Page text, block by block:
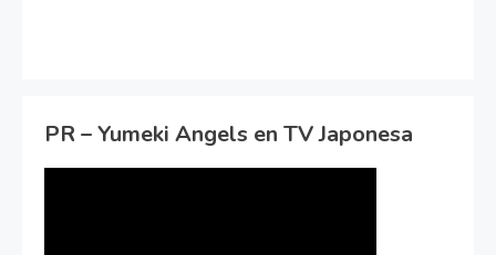
PR – Yumeki Angels en TV Japonesa